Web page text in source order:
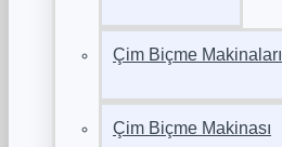
Çim Biçme Makinaları
Çim Biçme Makinası